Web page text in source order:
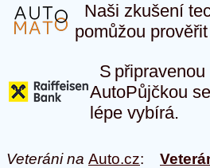
Naši zkušení
pomůžou
S připravenou
AutoPůjčkou
lépe vybírá.
Veteráni na Auto.cz: